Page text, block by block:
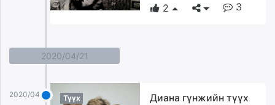
2
3
2020/04/21
2020/04/21 Түүх
Диана гүнжийн түүх